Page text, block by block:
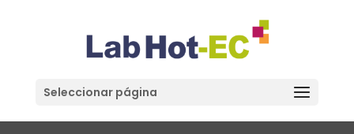
Seleccionar página